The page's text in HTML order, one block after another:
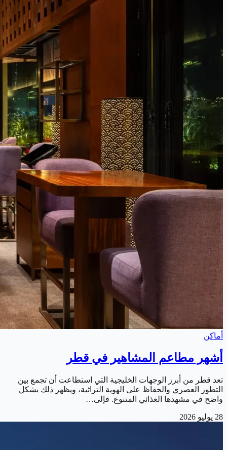
أماكن
أشهر مطاعم المشاهير في قطر
تعد قطر من أبرز الوجهات الخليجية التي استطاعت أن تجمع بين
التطور العصري والحفاظ على الهوية التراثية، ويظهر ذلك بشكل
واضح في مشهدها الغذائي المتنوع. فإلى…
28 يوليو 2026